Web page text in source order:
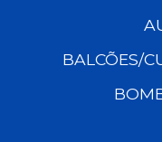
BALCÕES/